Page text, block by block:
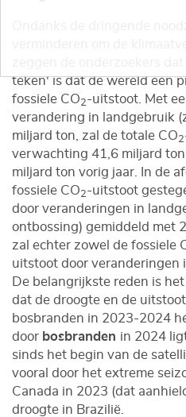
teken' is dat de wereld een
fossiele CO2-uitstoot. Met
verandering in landgebruik
miljard ton, zal de totale CO2
verwachting 41,6 miljard
miljard ton vorig jaar. In de
fossiele CO2-uitstoot
door veranderingen in
ontbossing) gemiddeld met
zal echter zowel de fossiele
uitstoot door veranderingen
De belangrijkste reden is
dat de droogte en de
bosbranden in 2023-2024
door bosbranden in 2024
sinds het begin van de
vooral door het extreme
Canada in 2023 (dat
droogte in Brazilië.